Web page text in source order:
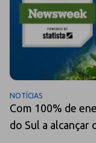
NOTÍCIAS
Com 100% de
do Sul a alcançar